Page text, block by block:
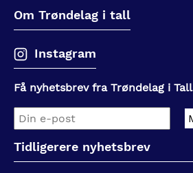
Om Trøndelag i tall
Instagram
Få nyhetsbrev fra Trøndelag i Tall
Tidligerere nyhetsbrev